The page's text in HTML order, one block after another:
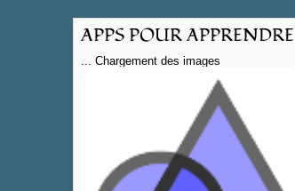
APPS POUR APPRENDRE
... Chargement des images